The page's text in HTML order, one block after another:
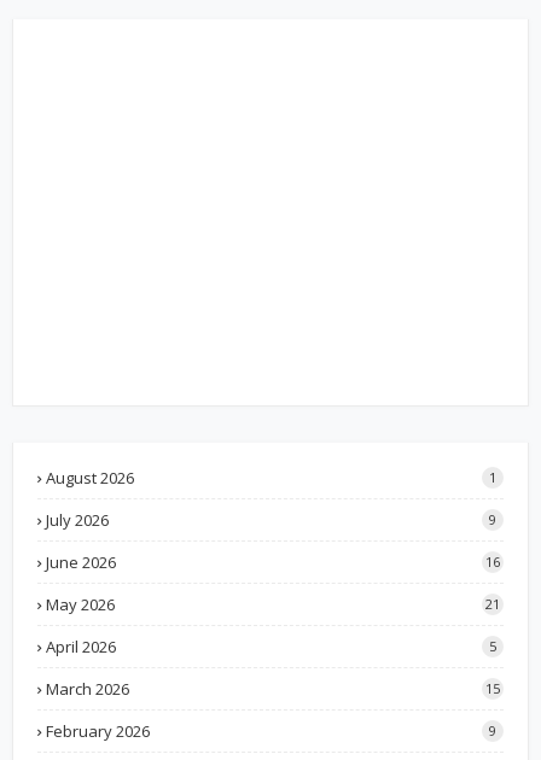
August 2026 1
July 2026 9
June 2026 16
May 2026 21
April 2026 5
March 2026 15
February 2026 9